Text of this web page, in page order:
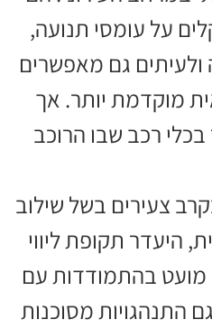
על עומסי תנועה,
גם מאפשרים
מוקדמת יותר. אך
רכב שבו הרוכב
צעירים בשל שילוב
היעדר תקופת ליווי
מועט בהתמודדות עם
התנהגויות מסוכנות